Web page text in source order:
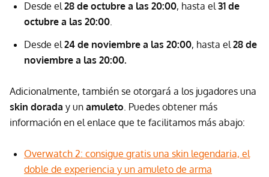
Desde el28 de octubre a las 20:00, hasta el31 de
octubre a las 20:00.
Desde el24 de noviembre a las 20:00, hasta el28 de
noviembre a las 20:00.
Adicionalmente, también se otorgará a los jugadores una
skin dorada y un amuleto. Puedes obtener más
información en el enlace que te facilitamos más abajo:
Overwatch 2: consigue gratis una skin legendaria, el
doble de experiencia y un amuleto de arma